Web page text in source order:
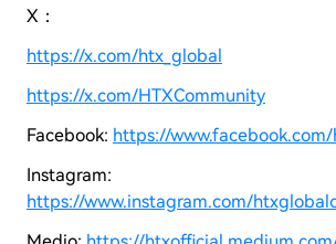
X：
https://x.com/htx_global
https://x.com/HTXCommunity
Facebook: https://
Instagram:
https://www.instagram.com/